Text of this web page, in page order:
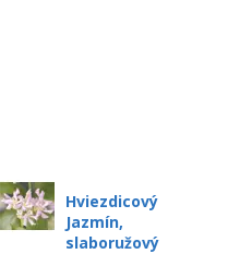
Hviezdicový
Jazmín,
slaboružový